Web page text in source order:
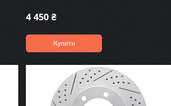
4 450 ₴
Купити